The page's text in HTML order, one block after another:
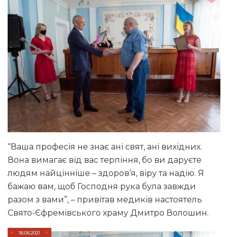
“Ваша професія не знає ані свят, ані вихідних.
Вона вимагає від вас терпіння, бо ви даруєте
людям найцінніше – здоров’я, віру та надію. Я
бажаю вам, щоб Господня рука була завжди
разом з вами”, – привітав медиків настоятель
Свято-Єфремівського храму Дмитро Волошин.